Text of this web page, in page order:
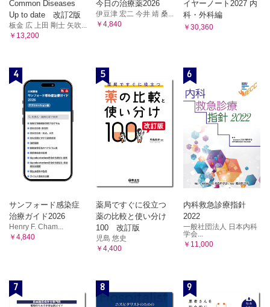
Common Diseases
Up to date 改訂2版
板金 広 上田 剛士 矢吹...
￥13,200
今日の治療薬2026
伊豆津 宏二 今井 靖 桑...
￥4,840
イヤーノート2027 内
科・外科編
￥30,360
4
サンフォード感染症
治療ガイド2026
Henry F. Cham...
￥4,840
5
薬局ですぐに役立つ
薬の比較と使い分け
100 改訂版
児島 悠史
￥4,400
6
内科救急診療指針
2022
一般社団法人 日本内科
学会...
￥11,000
7 8 9